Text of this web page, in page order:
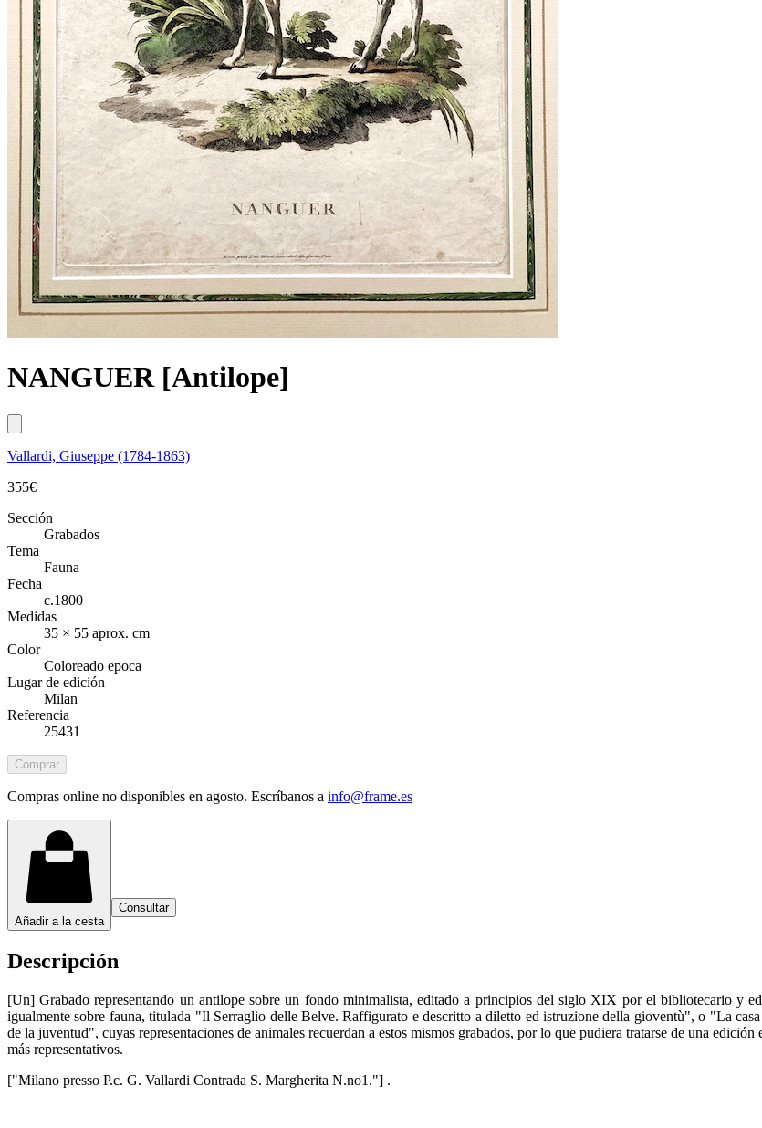
NANGUER [Antilope]
Vallardi, Giuseppe (1784-1863)
355€
Sección
Grabados
Tema
Fauna
Fecha
c.1800
Medidas
35 × 55 aprox. cm
Color
Coloreado epoca
Lugar de edición
Milan
Referencia
25431
Comprar
Compras online no disponibles en agosto. Escríbanos a info@frame.es
Añadir a la cesta
Consultar
Descripción
[Un] Grabado representando un antilope sobre un fondo minimalista, editado a principios del siglo XIX por el bibliotecario y
igualmente sobre fauna, titulada "Il Serraglio delle Belve. Raffigurato e descritto a diletto ed istruzione della gioventù", o "La
de la juventud", cuyas representaciones de animales recuerdan a estos mismos grabados, por lo que pudiera tratarse de una
más representativos.
["Milano presso P.c. G. Vallardi Contrada S. Margherita N.no1."] .